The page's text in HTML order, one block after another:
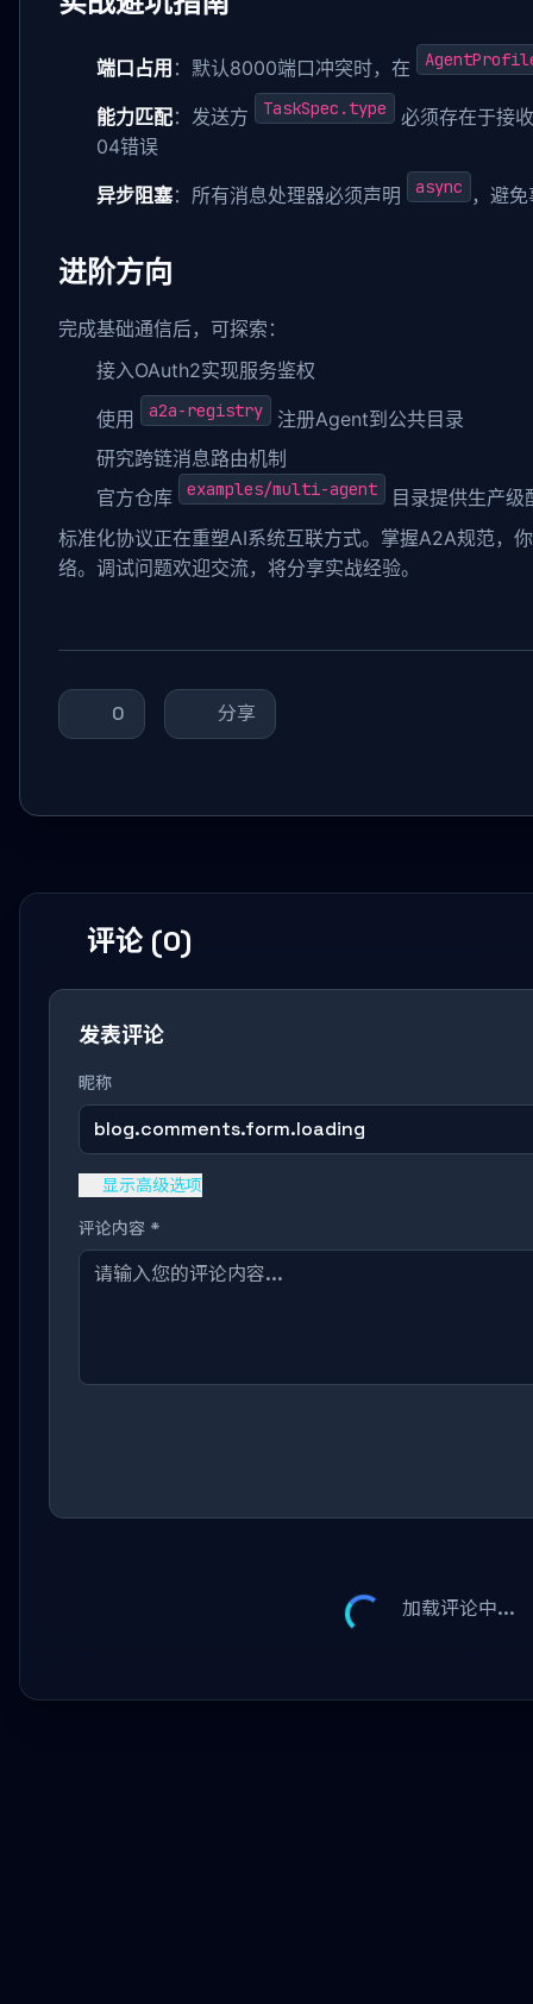
端口占用 ：默认8000端口冲突时，在
能力匹配：发送方 TaskSpec.type
必须存在于接
04错误
异步阻塞：所有消息处理器必须声明 async ，避
进阶方向
完成基础通信后，可探索：
接入OAuth2实现服务鉴权
使用 a2a-registry
注册Agent到公共目录
研究跨链消息路由机制
官方仓库
examples/multi-agent
目录提供生产级
标准化协议正在重塑AI系统互联方式。掌握A2A规范，
络。调试问题欢迎交流，将分享实战经验。
0 分享
评论 (0)
发表评论
昵称
blog.comments.form.loading
显示高级选项
评论内容 *
加载评论中...